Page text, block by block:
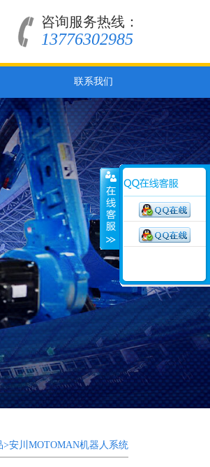
咨询服务热线：
13776302985
联系我们
安川MOTOMAN机器人系统